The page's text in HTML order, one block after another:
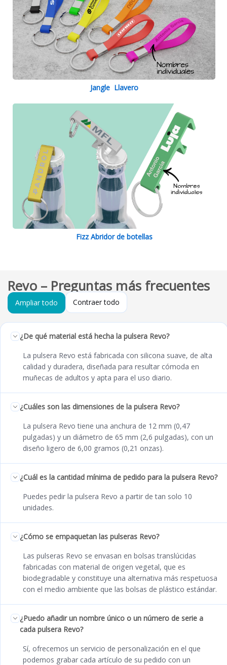
Jangle Llavero
Fizz Abridor de botellas
Revo – Preguntas más frecuentes
Ampliar todo Contraer todo
¿De qué material está hecha la pulsera Revo?
La pulsera Revo está fabricada con silicona suave, de alta
calidad y duradera, diseñada para resultar cómoda en
muñecas de adultos y apta para el uso diario.
¿Cuáles son las dimensiones de la pulsera Revo?
La pulsera Revo tiene una anchura de 12 mm (0,47
pulgadas) y un diámetro de 65 mm (2,6 pulgadas), con un
diseño ligero de 6,00 gramos (0,21 onzas).
¿Cuál es la cantidad mínima de pedido para la pulsera Revo?
Puedes pedir la pulsera Revo a partir de tan solo 10
unidades.
¿Cómo se empaquetan las pulseras Revo?
Las pulseras Revo se envasan en bolsas translúcidas
fabricadas con material de origen vegetal, que es
biodegradable y constituye una alternativa más respetuosa
con el medio ambiente que las bolsas de plástico estándar.
¿Puedo añadir un nombre único o un número de serie a
cada pulsera Revo?
Sí, ofrecemos un servicio de personalización en el que
podemos grabar cada artículo de su pedido con un